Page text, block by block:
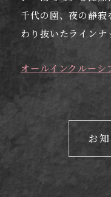
千代の園、夜の静
わり抜いたラインナ
オールインクルーシ
お